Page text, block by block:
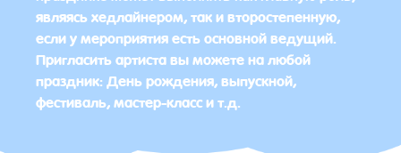
являясь хедлайнером, так и второстепенную,
если у мероприятия есть основной ведущий.
Пригласить артиста вы можете на любой
праздник: День рождения, выпускной,
фестиваль, мастер-класс и т.д.